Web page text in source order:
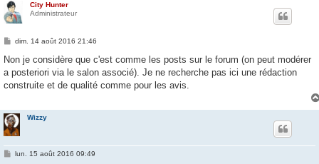
City Hunter
Administrateur
M
s
a
g
dim. 14 août 2016 21:46
Non je considère que c'est comme les posts sur le forum (on peut modérer
a posteriori via le salon associé). Je ne recherche pas ici une rédaction
construite et de qualité comme pour les avis.
Wizzy
Mlun. 15 août 2016 09:49